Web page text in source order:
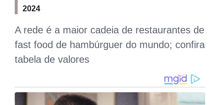
2024
A rede é a maior cadeia de restaurantes de
fast food de hambúrguer do mundo; confira
tabela de valores